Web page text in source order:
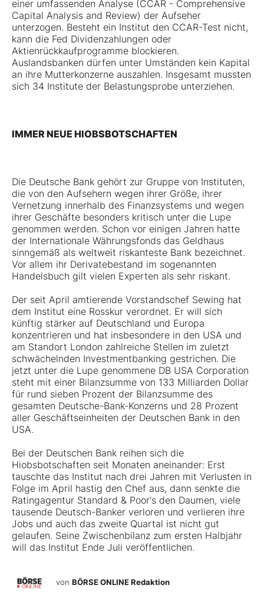
einer umfassenden Analyse (CCAR - Comprehensive
Capital Analysis and Review) der Aufseher
unterzogen. Besteht ein Institut den CCAR-Test nicht,
kann die Fed Dividenzahlungen oder
Aktienrückkaufprogramme blockieren.
Auslandsbanken dürfen unter Umständen kein Kapital
an ihre Mutterkonzerne auszahlen. Insgesamt mussten
sich 34 Institute der Belastungsprobe unterziehen.
IMMER NEUE HIOBSBOTSCHAFTEN
Die Deutsche Bank gehört zur Gruppe von Instituten,
die von den Aufsehern wegen ihrer Größe, ihrer
Vernetzung innerhalb des Finanzsystems und wegen
ihrer Geschäfte besonders kritisch unter die Lupe
genommen werden. Schon vor einigen Jahren hatte
der Internationale Währungsfonds das Geldhaus
sinngemäß als weltweit riskanteste Bank bezeichnet.
Vor allem ihr Derivatebestand im sogenannten
Handelsbuch gilt vielen Experten als sehr riskant.
Der seit April amtierende Vorstandschef Sewing hat
dem Institut eine Rosskur verordnet. Er will sich
künftig stärker auf Deutschland und Europa
konzentrieren und hat insbesondere in den USA und
am Standort London zahlreiche Stellen im zuletzt
schwächelnden Investmentbanking gestrichen. Die
jetzt unter die Lupe genommene DB USA Corporation
steht mit einer Bilanzsumme von 133 Milliarden Dollar
für rund sieben Prozent der Bilanzsumme des
gesamten Deutsche-Bank-Konzerns und 28 Prozent
aller Geschäftseinheiten der Deutschen Bank in den
USA.
Bei der Deutschen Bank reihen sich die
Hiobsbotschaften seit Monaten aneinander: Erst
tauschte das Institut nach drei Jahren mit Verlusten in
Folge im April hastig den Chef aus, dann senkte die
Ratingagentur Standard & Poor's den Daumen, viele
tausende Deutsch-Banker verloren und verlieren ihre
Jobs und auch das zweite Quartal ist nicht gut
gelaufen. Seine Zwischenbilanz zum ersten Halbjahr
will das Institut Ende Juli veröffentlichen.
von BÖRSE ONLINE Redaktion